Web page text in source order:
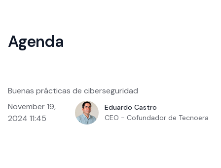
Agenda
Buenas prácticas de ciberseguridad
November 19,
2024 11:45
Eduardo Castro
CEO - Cofundador de Tecnoera